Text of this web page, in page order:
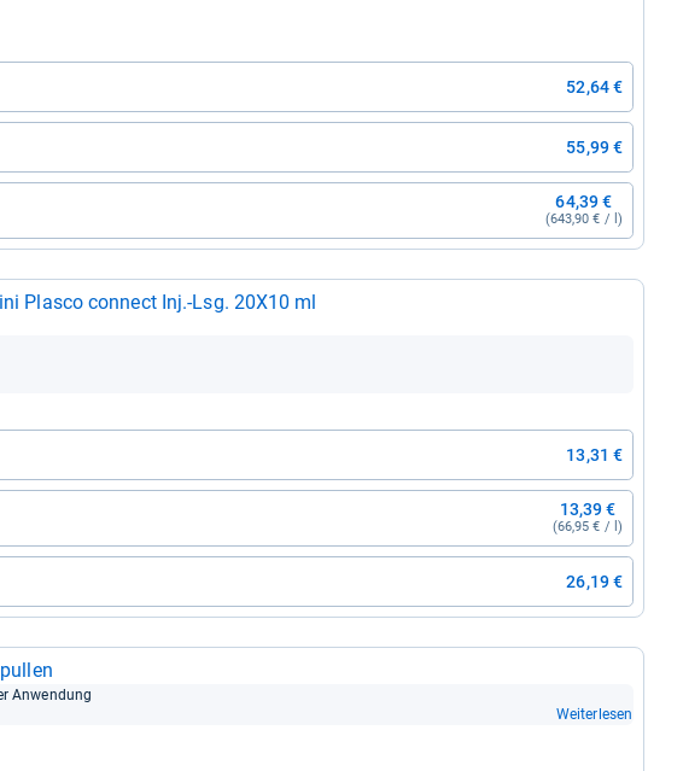
52,64 €
55,99 €
64,39 €
(643,90 € / l)
Plasco connect Inj.-​Lsg. 20X10 ml
13,31 €
13,39 €
(66,95 € / l)
26,19 €
Anwen­dung
Weiterlesen